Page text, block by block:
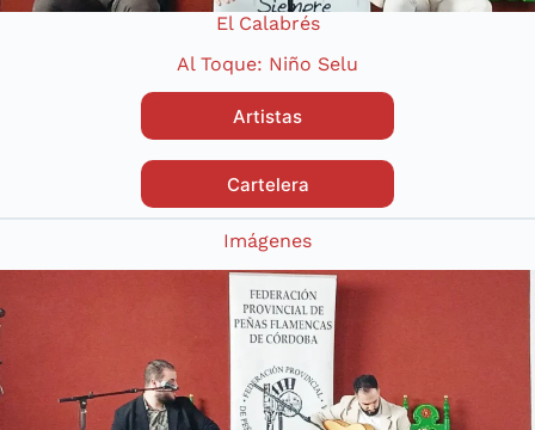
El Calabrés
Al Toque: Niño Selu
Artistas
Cartelera
Imágenes